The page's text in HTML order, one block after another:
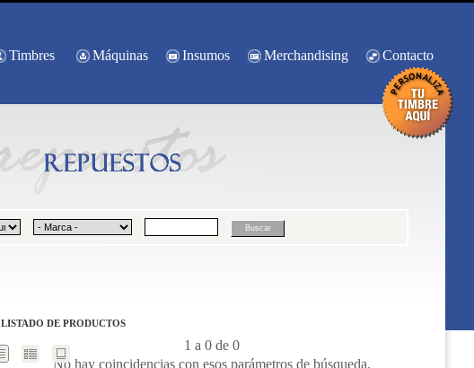
Timbres Máquinas Insumos Merchandising Contacto
LISTADO DE PRODUCTOS
1 a 0 de 0
No hay coincidencias con esos parámetros de búsqueda.